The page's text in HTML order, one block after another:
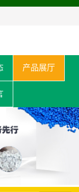
产品展厅